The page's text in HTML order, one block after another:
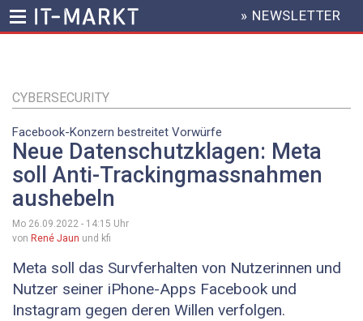
Inhalt
HEADER
MENU
» NEWSLETTER
CYBERSECURITY
Facebook-Konzern bestreitet Vorwürfe
Neue Datenschutzklagen: Meta
soll Anti-Trackingmassnahmen
aushebeln
Mo 26.09.2022 - 14:15 Uhr
von René Jaun und kfi
Meta soll das Survferhalten von Nutzerinnen und
Nutzer seiner iPhone-Apps Facebook und
Instagram gegen deren Willen verfolgen.